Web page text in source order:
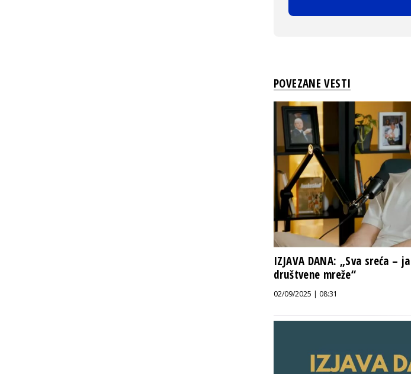
POVEZANE VESTI
IZJAVA DANA: „Sva sreća –
društvene mreže“
02/09/2025 | 08:31